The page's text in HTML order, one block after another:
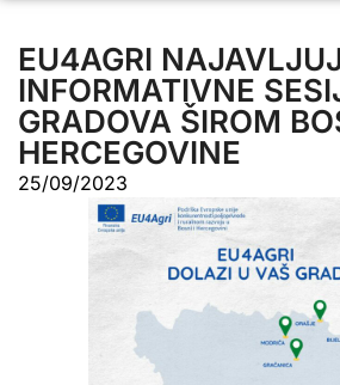
EU4AGRI
INFORMATIVNE
GRADOVA ŠIROM
HERCEGOVINE
25/09/2023